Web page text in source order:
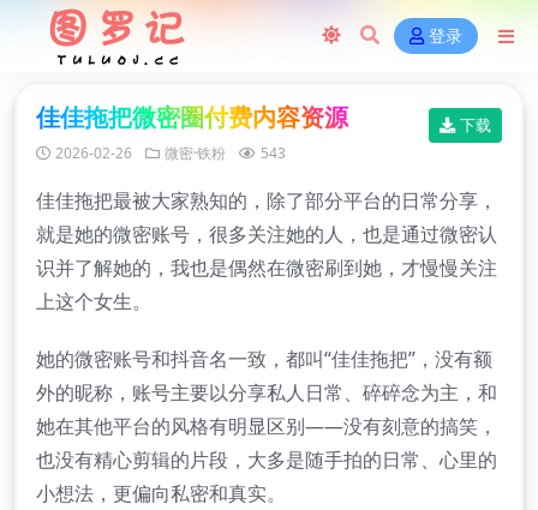
登录
佳佳拖把微密圈付费内容资源 下载
2026-02-26 微密·铁粉 543
佳佳拖把最被大家熟知的，除了部分平台的日常分享，
就是她的微密账号，很多关注她的人，也是通过微密认
识并了解她的，我也是偶然在微密刷到她，才慢慢关注
上这个女生。
她的微密账号和抖音名一致，都叫“佳佳拖把”，没有额
外的昵称，账号主要以分享私人日常、碎碎念为主，和
她在其他平台的风格有明显区别——没有刻意的搞笑，
也没有精心剪辑的片段，大多是随手拍的日常、心里的
小想法，更偏向私密和真实。